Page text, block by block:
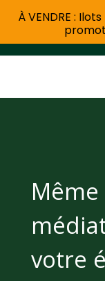
votre
À VENDRE :